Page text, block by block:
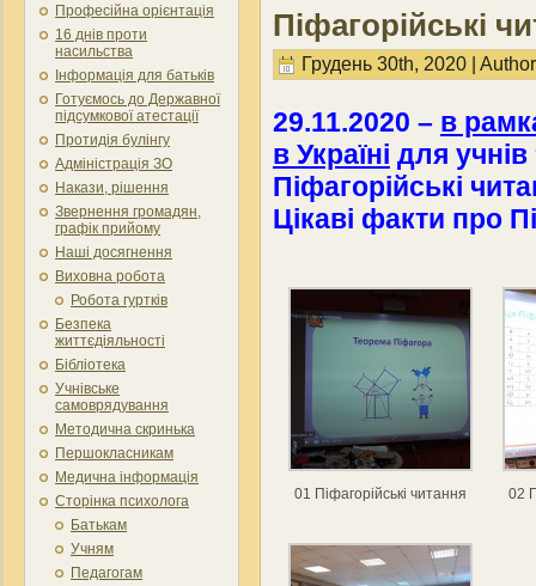
Професійна орієнтація
16 днів проти
насильства
Інформація для батьків
Готуємось до Державної
підсумкової атестації
Протидія булінгу
Адміністрація ЗО
Накази, рішення
Звернення громадян,
графік прийому
Наші досягнення
Виховна робота
Робота гуртків
Безпека
життєдіяльності
Бібліотека
Учнівське
самоврядування
Методична скринька
Першокласникам
Медична інформація
Сторінка психолога
Батькам
Учням
Педагогам
Піфагорійські
Грудень 30th, 2020 |
29.11.2020 – в
в Україні для
Піфагорійські
Цікаві факти про
01 Піфагорійські читання 02